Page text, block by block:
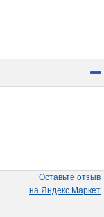
Оставьте отзыв
на Яндекс Маркет